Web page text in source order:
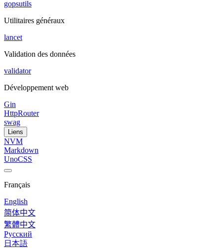
gopsutils
Utilitaires généraux
lancet
Validation des données
validator
Développement web
Gin
HttpRouter
swag
Liens
NVM
Markdown
UnoCSS
Français
English
简体中文
繁體中文
Русский
日本語